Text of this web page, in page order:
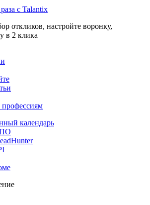
с Talantix
откликов, настройте воронку,
в 2 клика
календарь
ПО